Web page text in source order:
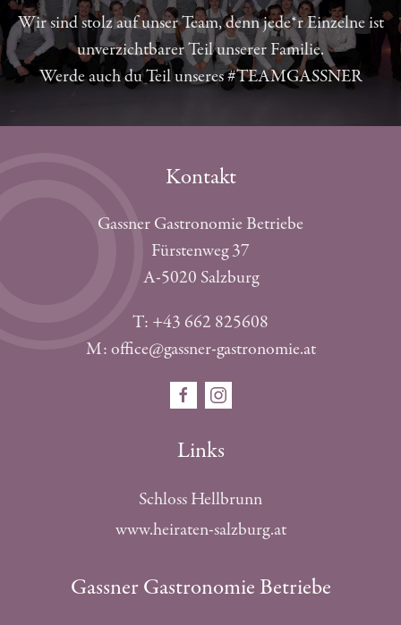
Wir sind stolz auf unser Team, denn jede*r Einzelne ist
unverzichtbarer Teil unserer Familie.
Werde auch du Teil unseres #TEAMGASSNER
Kontakt
Gassner Gastronomie Betriebe
Fürstenweg 37
A-5020 Salzburg
T: +43 662 825608
M: office@gassner-gastronomie.at
Links
Schloss Hellbrunn
www.heiraten-salzburg.at
Gassner Gastronomie Betriebe